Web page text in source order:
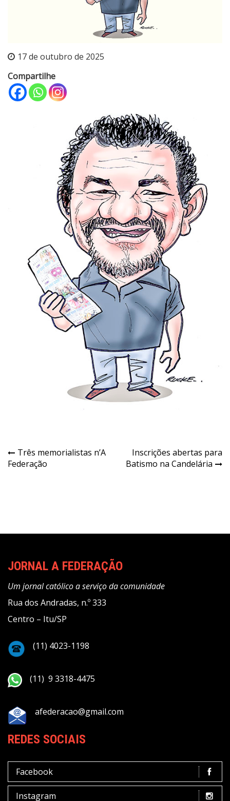
17 de outubro de 2025
Compartilhe
Navegação
de
Três memorialistas n’A
Federação
Inscrições abertas para
Batismo na Candelária
JORNAL A FEDERAÇÃO
Um jornal católico a serviço da comunidade
Rua dos Andradas, n.º 333
Centro – Itu/SP
(11) 4023-1198
(11) 9 3318-4475
afederacao@gmail.com
REDES SOCIAIS
Facebook
Instagram